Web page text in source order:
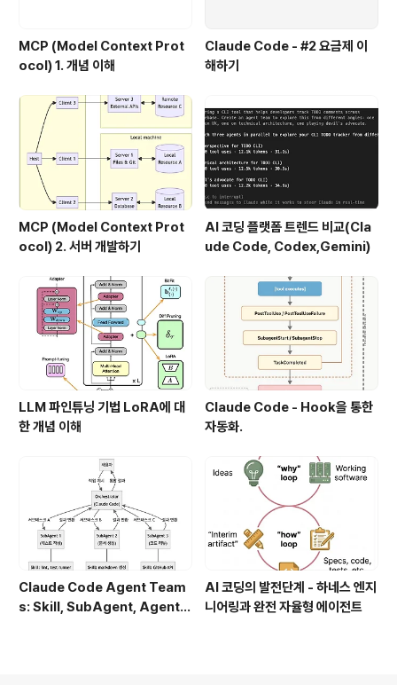
MCP (Model Context Prot
ocol) 1. 개념 이해
Claude Code - #2 요금제 이
해하기
MCP (Model Context Prot
ocol) 2. 서버 개발하기
AI 코딩 플랫폼 트렌드 비교(Cla
ude Code, Codex,Gemini)
LLM 파인튜닝 기법 LoRA에 대
한 개념 이해
Claude Code - Hook을 통한
자동화.
Claude Code Agent Team
s: Skill, SubAgent, Agent T
AI 코딩의 발전단계 - 하네스 엔지
니어링과 완전 자율형 에이전트